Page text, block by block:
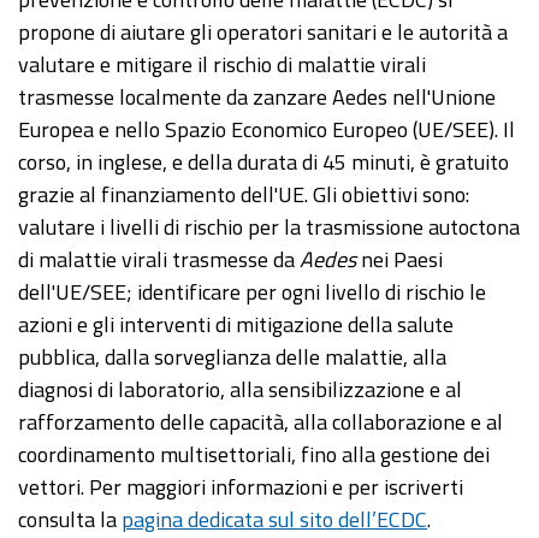
propone di aiutare gli operatori sanitari e le autorità a
valutare e mitigare il rischio di malattie virali
trasmesse localmente da zanzare Aedes nell'Unione
Europea e nello Spazio Economico Europeo (UE/SEE). Il
corso, in inglese, e della durata di 45 minuti, è gratuito
grazie al finanziamento dell'UE. Gli obiettivi sono:
valutare i livelli di rischio per la trasmissione autoctona
di malattie virali trasmesse daAedesnei Paesi
dell'UE/SEE; identificare per ogni livello di rischio le
azioni e gli interventi di mitigazione della salute
pubblica, dalla sorveglianza delle malattie, alla
diagnosi di laboratorio, alla sensibilizzazione e al
rafforzamento delle capacità, alla collaborazione e al
coordinamento multisettoriali, fino alla gestione dei
vettori. Per maggiori informazioni e per iscriverti
consulta lapagina dedicata sul sito dell’ECDC.